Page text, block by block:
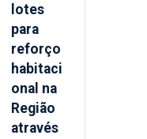
lotes
para
reforço
habitaci
onal na
Região
através